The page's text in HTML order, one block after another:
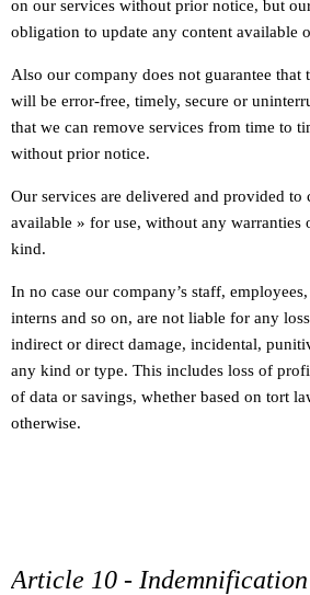
on our services without prior notice, but
obligation to update any content available
Also our company does not guarantee that
will be error-free, timely, secure or
that we can remove services from time to
without prior notice.
Our services are delivered and provided to
available » for use, without any warranties
kind.
In no case our company’s staff,
interns and so on, are not liable for any
indirect or direct damage, incidental,
any kind or type. This includes loss of
of data or savings, whether based on tort
otherwise.
Article 10 - Indemnification